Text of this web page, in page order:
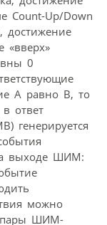
Count-Up/Down
достижение
«вверх»
0
A равно B, то
ответ
генерируется
выходе ШИМ:
можно
пары ШИМ-